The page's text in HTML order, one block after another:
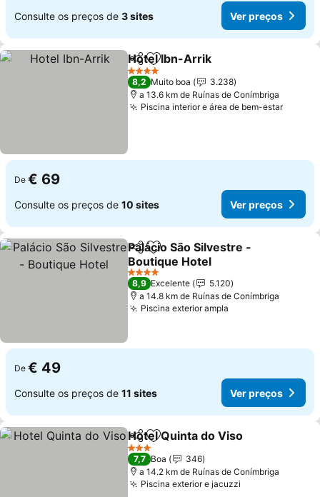
Consulte os preços de 3 sites Ver preços
PartilharAdicionar aos favoritos
Hotel Ibn-Arrik
4 Estrelas
8,2 Muito boa
3.238
a 13.6 km de Ruínas de Conímbriga
Piscina interior e área de bem-estarVer
De € 69
Consulte os preços de 10 sites Ver preços
PartilharAdicionar aos favoritos
Palácio São Silvestre -
Boutique Hotel
Ver preços
4 Estrelas
8,9 Excelente
5.120
a 14.8 km de Ruínas de Conímbriga
Piscina exterior ampla
De € 49
Consulte os preços de 11 sites Ver preços
PartilharAdicionar aos favoritos
Hotel Quinta do Viso
3 Estrelas
7,7 Boa
346
a 14.2 km de Ruínas de Conímbriga
Piscina exterior e jacuzzi